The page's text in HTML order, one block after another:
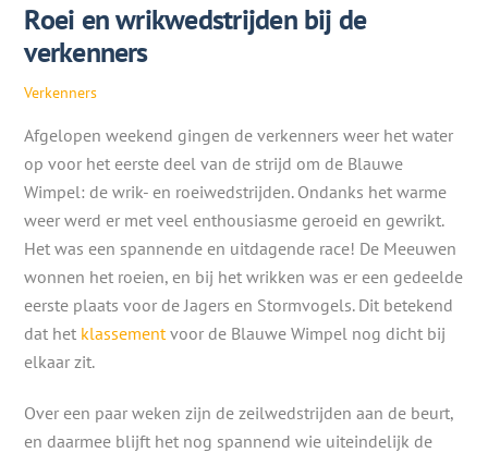
Roei en wrikwedstrijden bij de
verkenners
Verkenners
Afgelopen weekend gingen de verkenners weer het water
op voor het eerste deel van de strijd om de Blauwe
Wimpel: de wrik- en roeiwedstrijden. Ondanks het warme
weer werd er met veel enthousiasme geroeid en gewrikt.
Het was een spannende en uitdagende race! De Meeuwen
wonnen het roeien, en bij het wrikken was er een gedeelde
eerste plaats voor de Jagers en Stormvogels. Dit betekend
dat het klassement voor de Blauwe Wimpel nog dicht bij
elkaar zit.
Over een paar weken zijn de zeilwedstrijden aan de beurt,
en daarmee blijft het nog spannend wie uiteindelijk de